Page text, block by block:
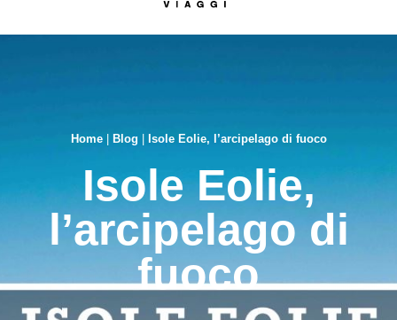
Home| Blog Isole Eolie, l’arcipelago di fuoco
Isole Eolie,
l’arcipelago di
fuoco